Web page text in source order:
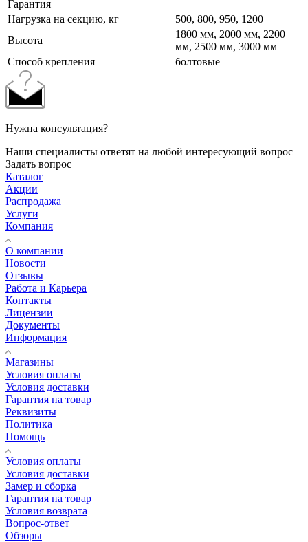
Гарантия
Нагрузка на секцию, кг
500, 800, 950, 1200
Высота
1800 мм, 2000 мм, 2200
мм, 2500 мм, 3000 мм
Cпособ крепления
болтовые
Нужна консультация?
Наши специалисты ответят на любой интересующий вопрос
Задать вопрос
Каталог
Акции
Распродажа
Услуги
Компания
О компании
Новости
Отзывы
Работа и Карьера
Контакты
Лицензии
Документы
Информация
Магазины
Условия оплаты
Условия доставки
Гарантия на товар
Реквизиты
Политика
Помощь
Условия оплаты
Условия доставки
Замер и сборка
Гарантия на товар
Условия возврата
Вопрос-ответ
Обзоры